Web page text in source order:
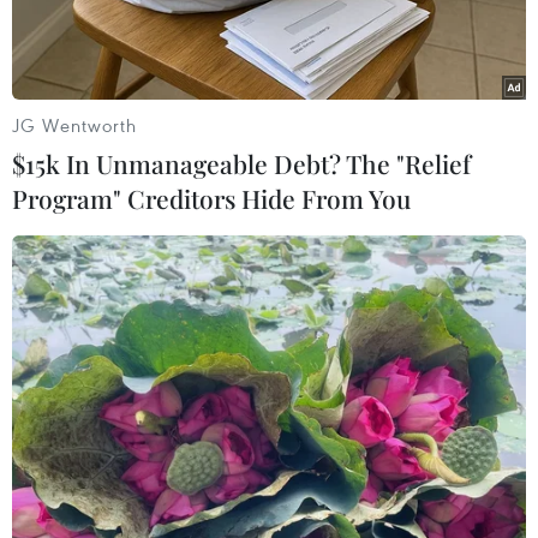
sách "kích cỡ khách hàng" (Customers of Size),
theo đóbuộc những hành khách béo phì khi đi
máy bay phải mua hai ghế với lý do "đểkhông
gây ảnh hưởng tới quyền lợi" của những hành
Thông báocủa hãng hàng không AirTran
Airways cho biết bắt đầu từ ngày 1/3/2012,
nhữnghành khách béo phì sẽ phải mua hai ghế
nếu một ghế không đủ với kích cỡ của họ.
Người phát ngôn của hãng Southwest Airlines,
đối tác vừa mua lại hãng hàng khôngAirTran
Airways hồi tháng Năm vừa qua, ông Brad
Hawkins cho biết họbắt buộc phải áp dụng
những quy định đặc biệt này nhằm bảo đảm
JG Wentworth
$15k In Unmanageable Debt? The "Relief
Program" Creditors Hide From You